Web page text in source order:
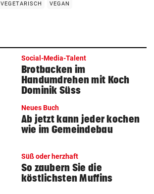
VEGETARISCH VEGAN
Social-Media-Talent
Brotbacken im
Handumdrehen mit Koch
Dominik Süss
Neues Buch
Ab jetzt kann jeder kochen
wie im Gemeindebau
Süß oder herzhaft
So zaubern Sie die
köstlichsten Muffins